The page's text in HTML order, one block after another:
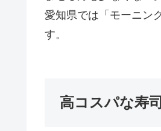
愛知県では「モーニン
す。
高コスパな寿